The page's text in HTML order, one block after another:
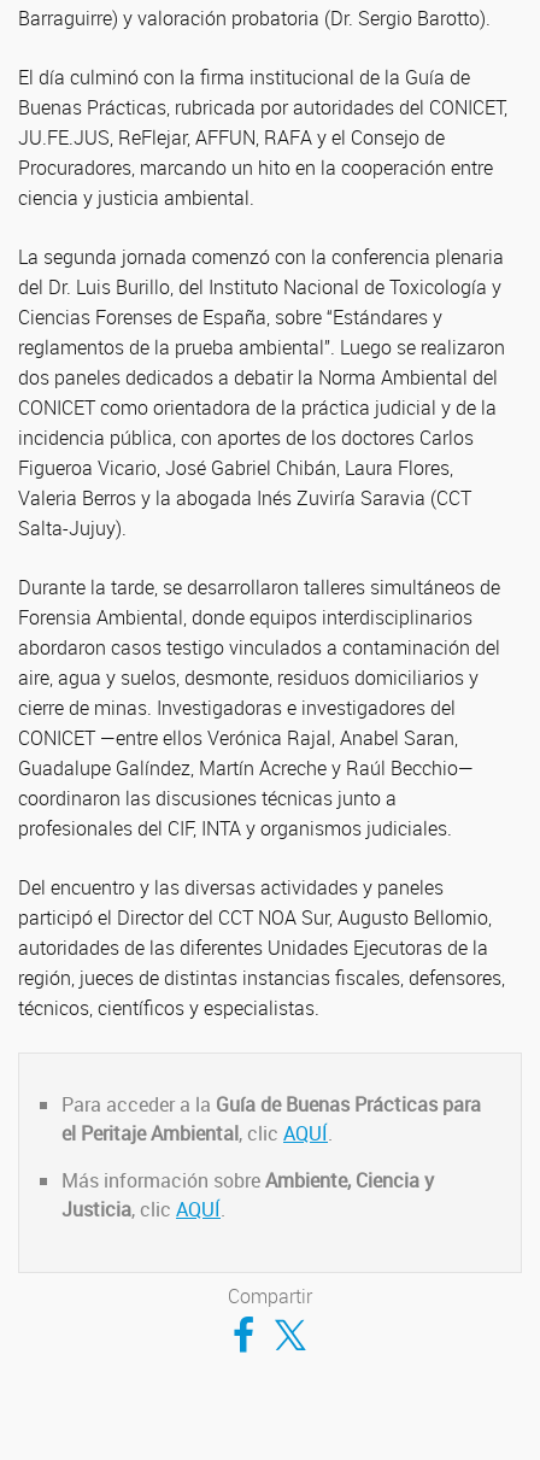
Barraguirre) y valoración probatoria (Dr. Sergio Barotto).
El día culminó con la firma institucional de la Guía de
Buenas Prácticas, rubricada por autoridades del CONICET,
JU.FE.JUS, ReFlejar, AFFUN, RAFA y el Consejo de
Procuradores, marcando un hito en la cooperación entre
ciencia y justicia ambiental.
La segunda jornada comenzó con la conferencia plenaria
del Dr. Luis Burillo, del Instituto Nacional de Toxicología y
Ciencias Forenses de España, sobre “Estándares y
reglamentos de la prueba ambiental”. Luego se realizaron
dos paneles dedicados a debatir la Norma Ambiental del
CONICET como orientadora de la práctica judicial y de la
incidencia pública, con aportes de los doctores Carlos
Figueroa Vicario, José Gabriel Chibán, Laura Flores,
Valeria Berros y la abogada Inés Zuviría Saravia (CCT
Salta-Jujuy).
Durante la tarde, se desarrollaron talleres simultáneos de
Forensia Ambiental, donde equipos interdisciplinarios
abordaron casos testigo vinculados a contaminación del
aire, agua y suelos, desmonte, residuos domiciliarios y
cierre de minas. Investigadoras e investigadores del
CONICET —entre ellos Verónica Rajal, Anabel Saran,
Guadalupe Galíndez, Martín Acreche y Raúl Becchio—
coordinaron las discusiones técnicas junto a
profesionales del CIF, INTA y organismos judiciales.
Del encuentro y las diversas actividades y paneles
participó el Director del CCT NOA Sur, Augusto Bellomio,
autoridades de las diferentes Unidades Ejecutoras de la
región, jueces de distintas instancias fiscales, defensores,
técnicos, científicos y especialistas.
Para acceder a la Guía de Buenas Prácticas para
el Peritaje Ambiental, clic AQUÍ.
Más información sobreAmbiente, Ciencia y
Justicia, clic AQUÍ.
Compartir
Compartir en Facebook
Compartir en Twitter